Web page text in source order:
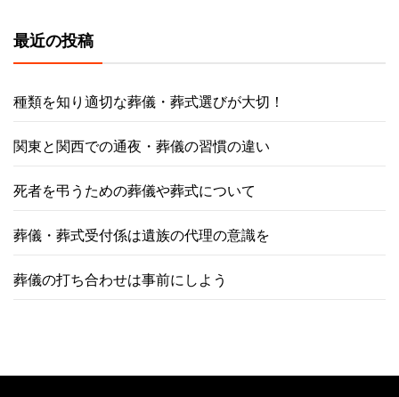
最近の投稿
種類を知り適切な葬儀・葬式選びが大切！
関東と関西での通夜・葬儀の習慣の違い
死者を弔うための葬儀や葬式について
葬儀・葬式受付係は遺族の代理の意識を
葬儀の打ち合わせは事前にしよう